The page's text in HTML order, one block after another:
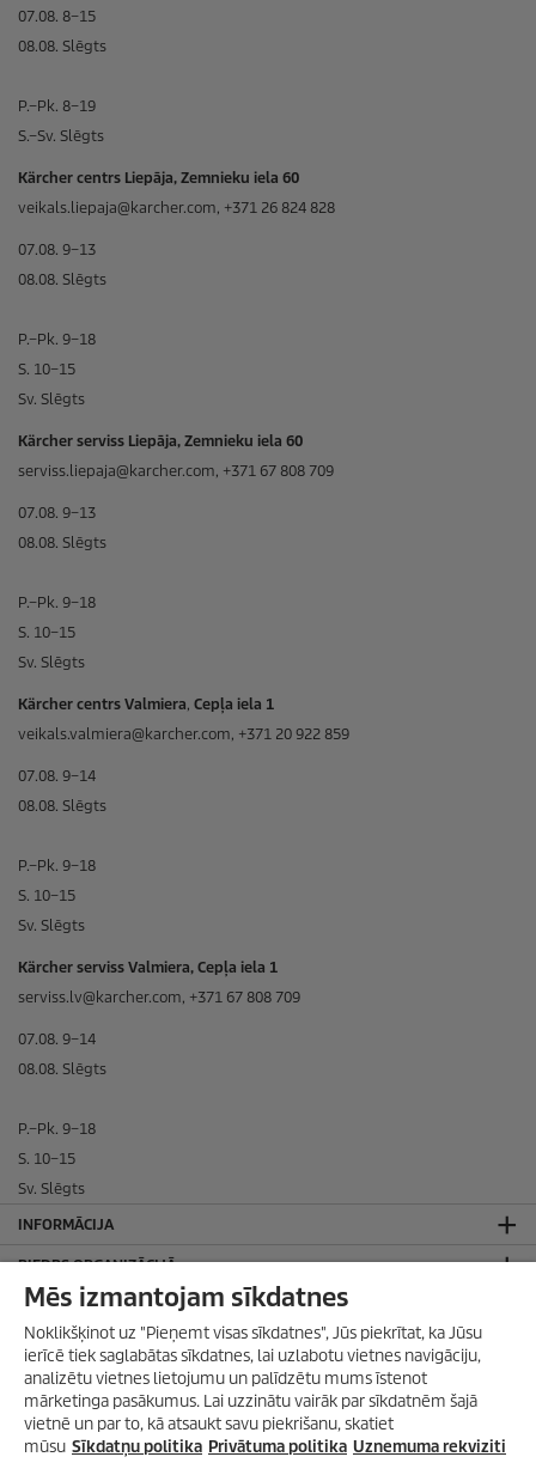
07.08. 8–15
08.08. Slēgts
P.–Pk. 8–19
S.–Sv. Slēgts
Kärcher centrs Liepāja, Zemnieku iela 60
veikals.liepaja@karcher.com, +371 26 824 828
07.08. 9–13
08.08. Slēgts
P.–Pk. 9–18
S. 10–15
Sv. Slēgts
Kärcher serviss Liepāja, Zemnieku iela 60
serviss.liepaja@karcher.com, +371 67 808 709
07.08. 9–13
08.08. Slēgts
P.–Pk. 9–18
S. 10–15
Sv. Slēgts
Kärcher centrs Valmiera, Cepļa iela 1
veikals.valmiera@karcher.com, +371 20 922 859
07.08. 9–14
08.08. Slēgts
P.–Pk. 9–18
S. 10–15
Sv. Slēgts
Kärcher serviss Valmiera, Cepļa iela 1
serviss.lv@karcher.com, +371 67 808 709
07.08. 9–14
08.08. Slēgts
P.–Pk. 9–18
S. 10–15
Sv. Slēgts
INFORMĀCIJA
BIEDRS ORGANIZĀCIJĀ
SADARBOJAMIES AR
JURIDISKĀ INFORMĀCIJA
Privātuma politika
Sīkdatņu politika
Vietnes lietošanas noteikumi
Mēs izmantojam sīkdatnes
Noklikšķinot uz "Pieņemt visas sīkdatnes", Jūs piekrītat, ka Jūsu
ierīcē tiek saglabātas sīkdatnes, lai uzlabotu vietnes navigāciju,
analizētu vietnes lietojumu un palīdzētu mums īstenot
mārketinga pasākumus. Lai uzzinātu vairāk par sīkdatnēm šajā
vietnē un par to, kā atsaukt savu piekrišanu, skatiet
mūsu Sīkdatņu politika Privātuma politika Uznemuma rekviziti